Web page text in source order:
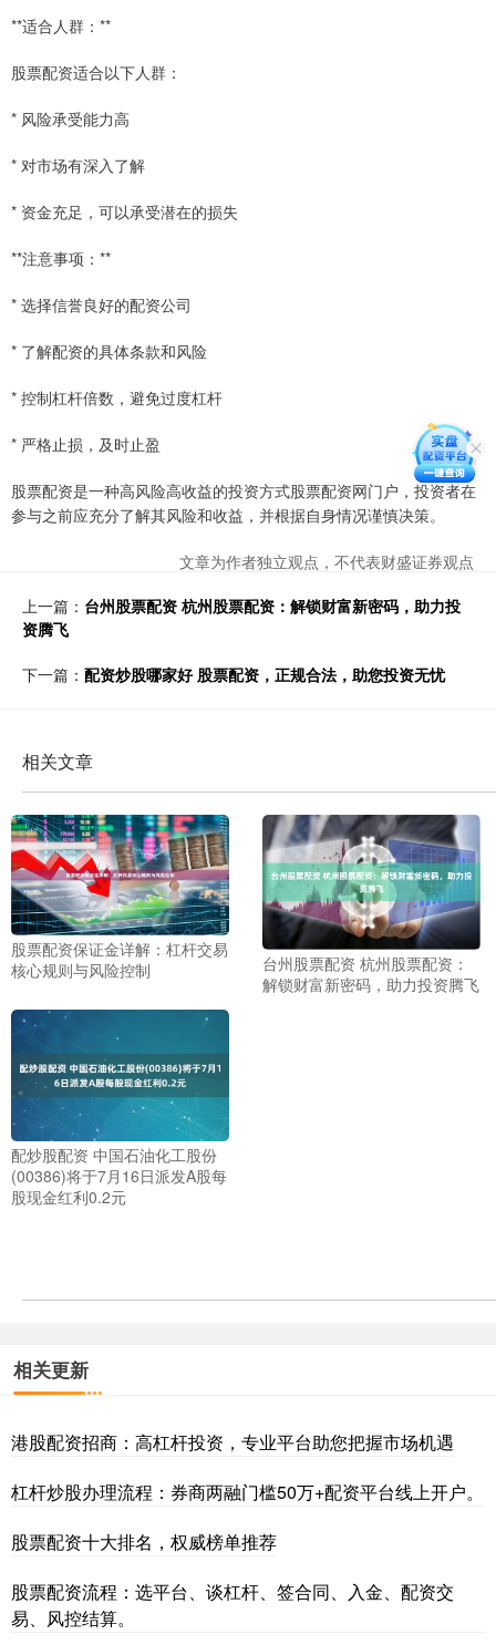
**适合人群：**
股票配资适合以下人群：
* 风险承受能力高
* 对市场有深入了解
* 资金充足，可以承受潜在的损失
**注意事项：**
* 选择信誉良好的配资公司
* 了解配资的具体条款和风险
* 控制杠杆倍数，避免过度杠杆
* 严格止损，及时止盈
股票配资是一种高风险高收益的投资方式股票配资网门户，投资者在
参与之前应充分了解其风险和收益，并根据自身情况谨慎决策。
文章为作者独立观点，不代表财盛证券观点
上一篇： 台州股票配资 杭州股票配资：解锁财富新密码，助力投
资腾飞
下一篇： 配资炒股哪家好 股票配资，正规合法，助您投资无忧
相关文章
股票配资保证金详解：杠杆交易
核心规则与风险控制
台州股票配资 杭州股票配资：
解锁财富新密码，助力投资腾飞
配炒股配资 中国石油化工股份
(00386)将于7月16日派发A股每
股现金红利0.2元
相关更新
港股配资招商：高杠杆投资，专业平台助您把握市场机遇
杠杆炒股办理流程：券商两融门槛50万+配资平台线上开户。
股票配资十大排名，权威榜单推荐
股票配资流程：选平台、谈杠杆、签合同、入金、配资交
易、风控结算。